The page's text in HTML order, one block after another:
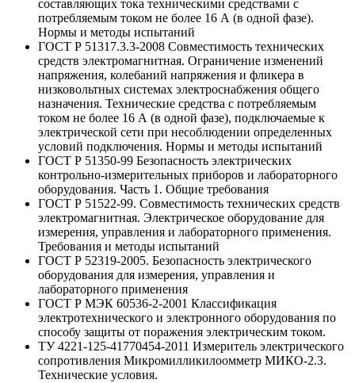
составляющих тока техническими средствами с
потребляемым током не более 16 А (в одной фазе).
Нормы и методы испытаний
ГОСТ Р 51317.3.3-2008 Совместимость технических
средств электромагнитная. Ограничение изменений
напряжения, колебаний напряжения и фликера в
низковольтных системах электроснабжения общего
назначения. Технические средства с потребляемым
током не более 16 А (в одной фазе), подключаемые к
электрической сети при несоблюдении определенных
условий подключения. Нормы и методы испытаний
ГОСТ Р 51350-99 Безопасность электрических
контрольно-измерительных приборов и лабораторного
оборудования. Часть 1. Общие требования
ГОСТ Р 51522-99. Совместимость технических средств
электромагнитная. Электрическое оборудование для
измерения, управления и лабораторного применения.
Требования и методы испытаний
ГОСТ Р 52319-2005. Безопасность электрического
оборудования для измерения, управления и
лабораторного применения
ГОСТ Р МЭК 60536-2-2001 Классификация
электротехнического и электронного оборудования по
способу защиты от поражения электрическим током.
ТУ 4221-125-41770454-2011 Измеритель электрического
сопротивления Микромилликилоомметр МИКО-2.3.
Технические условия.